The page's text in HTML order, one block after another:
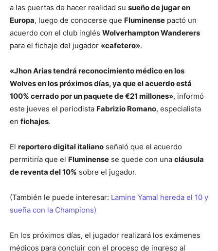
a las puertas de hacer realidad su sueño de jugar en
Europa, luego de conocerse que Fluminense pactó un
acuerdo con el club inglés Wolverhampton Wanderers
para el fichaje del jugador «cafetero».
«Jhon Arias tendrá reconocimiento médico en los
Wolves en los próximos días, ya que el acuerdo está
100% cerrado por un paquete de €21 millones», informó
este jueves el periodista Fabrizio Romano, especialista
en fichajes.
El reportero digital italiano señaló que el acuerdo
permitiría que el Fluminense se quede con una cláusula
de reventa del 10% sobre el jugador.
(También le puede interesar: Lamine Yamal hereda el 10 y
sueña con la Champions)
En los próximos días, el jugador realizará los exámenes
médicos para concluir con el proceso de ingreso al